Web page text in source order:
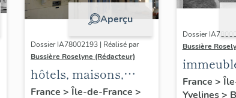
Aperçu
Dossier IA78002193 | Réalisé par
Bussière Roselyne (Rédacteur)
hôtels, maisons,
immeubles
France > Île-de-France >
Dossier
Bussière
fermes
France >
Yvelines>